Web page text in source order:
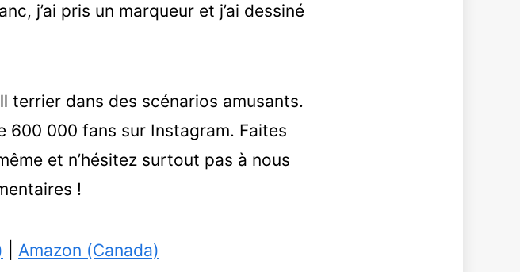
j’ai pris un marqueur et j’ai dessiné
terrier dans des scénarios amusants.
600 000 fans sur Instagram. Faites
et n’hésitez surtout pas à nous
!
Amazon (Canada)